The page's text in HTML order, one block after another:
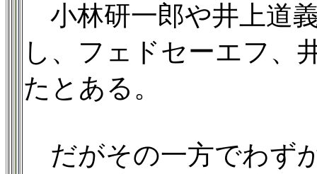
小林研一郎や井上道
し、フェドセーエフ、
たとある。
だがその一方でわず